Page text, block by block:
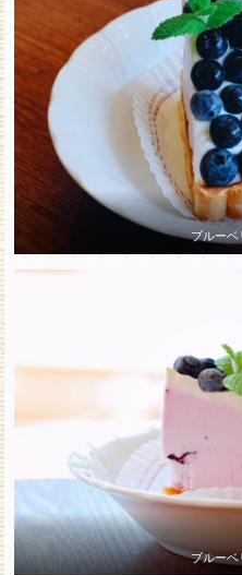
ブルーベ
ブルーベ